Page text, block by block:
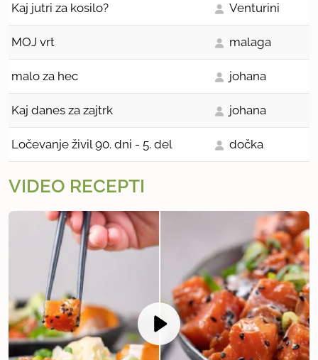
Kaj jutri za kosilo? Venturini
MOJ vrt malaga
malo za hec johana
Kaj danes za zajtrk johana
Ločevanje živil 90. dni - 5. del dočka
VIDEO RECEPTI